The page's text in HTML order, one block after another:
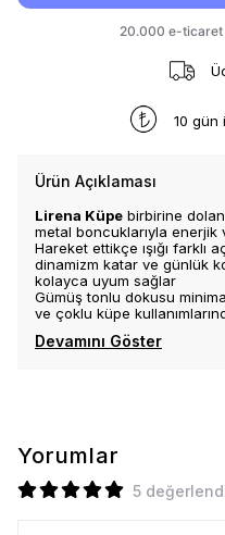
10 gün
Ürün Açıklaması
Lirena Küpe birbirine
metal boncuklarıyla
Hareket ettikçe ışığı farklı
dinamizm katar ve günlük
kolayca uyum sağlar
Gümüş tonlu dokusu
ve çoklu küpe
Devamını Göster
Yorumlar
5